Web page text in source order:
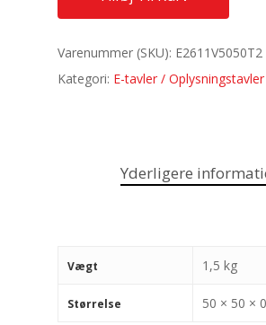
Varenummer (SKU): E2611V5050T2
Kategori: E-tavler / Oplysningstavler
Yderligere
Vægt 1,5 kg
Størrelse 50 × 50 ×